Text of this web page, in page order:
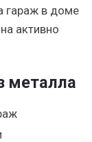
гараж в доме
активно
металла